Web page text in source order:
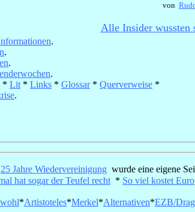
von
Alle Insider wussten
.
.
.
.
* Lit * Links * Glossar* Querverweise *
.
25 Jahre Wiedervereinigung wurde eine eigene
hat sogar der Teufel recht * So viel kostet
*Artistoteles*Merkel*Alternativen*EZB/